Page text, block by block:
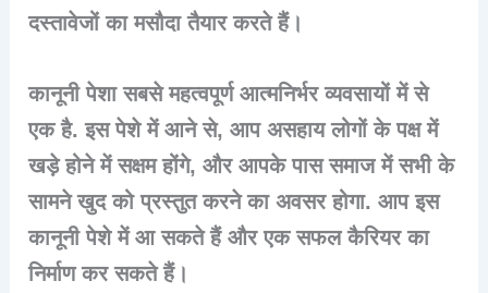
दस्तावेजों का मसौदा तैयार करते हैं।
कानूनी पेशा सबसे महत्वपूर्ण आत्मनिर्भर व्यवसायों में से
एक है. इस पेशे में आने से, आप असहाय लोगों के पक्ष में
खड़े होने में सक्षम होंगे, और आपके पास समाज में सभी के
सामने खुद को प्रस्तुत करने का अवसर होगा. आप इस
कानूनी पेशे में आ सकते हैं और एक सफल कैरियर का
निर्माण कर सकते हैं।